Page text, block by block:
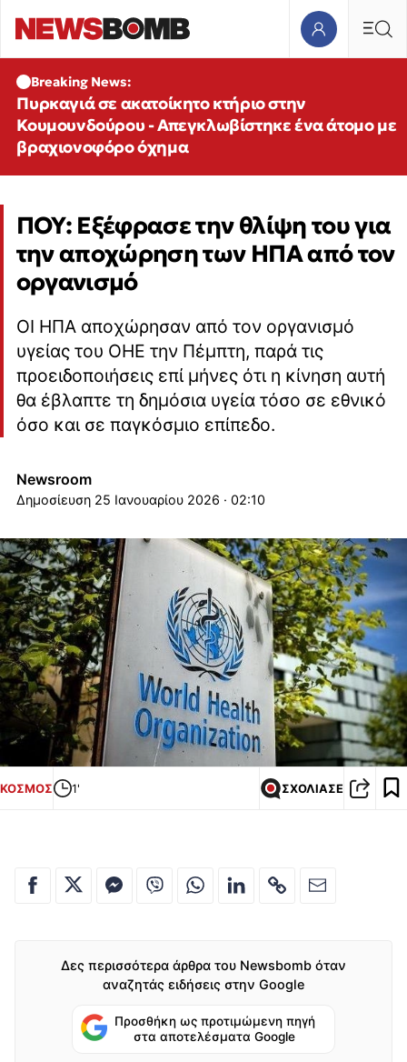
Breaking News:
Πυρκαγιά σε ακατοίκητο κτήριο στην
Κουμουνδούρου - Απεγκλωβίστηκε ένα άτομο με
βραχιονοφόρο όχημα
ΠΟΥ: Εξέφρασε την θλίψη του για
την αποχώρηση των ΗΠΑ από τον
οργανισμό
ΟΙ ΗΠΑ αποχώρησαν από τον οργανισμό
υγείας του ΟΗΕ την Πέμπτη, παρά τις
προειδοποιήσεις επί μήνες ότι η κίνηση αυτή
θα έβλαπτε τη δημόσια υγεία τόσο σε εθνικό
όσο και σε παγκόσμιο επίπεδο.
Newsroom
25 Ιανουαρίου 2026 · 02:10
ΚΟΣΜΟΣ 1' ΣΧΟΛΙΑΣΕ
Δες περισσότερα άρθρα του Newsbomb όταν
αναζητάς ειδήσεις στην Google
Προσθήκη ως προτιμώμενη πηγή
στα αποτελέσματα Google